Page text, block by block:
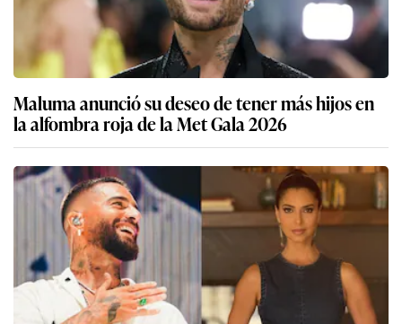
Maluma anunció su deseo de tener más hijos en
la alfombra roja de la Met Gala 2026